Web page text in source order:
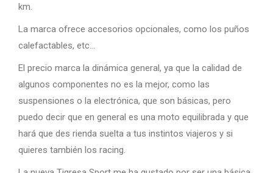
km.
La marca ofrece accesorios opcionales, como los puños
calefactables, etc…
El precio marca la dinámica general, ya que la calidad de
algunos componentes no es la mejor, como las
suspensiones o la electrónica, que son básicas, pero
puedo decir que en general es una moto equilibrada y que
hará que des rienda suelta a tus instintos viajeros y si
quieres también los racing.